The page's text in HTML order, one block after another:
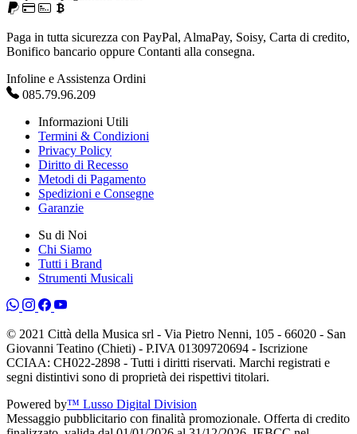
Paga in tutta sicurezza con PayPal, AlmaPay, Soisy, Carta di credito,
Bonifico bancario oppure Contanti alla consegna.
Infoline e Assistenza Ordini
085.79.96.209
Informazioni Utili
Termini & Condizioni
Privacy Policy
Diritto di Recesso
Metodi di Pagamento
Spedizioni e Consegne
Garanzie
Su di Noi
Chi Siamo
Tutti i Brand
Strumenti Musicali
© 2021 Città della Musica srl - Via Pietro Nenni, 105 - 66020 - San
Giovanni Teatino (Chieti) - P.IVA 01309720694 - Iscrizione
CCIAA: CH022-2898 - Tutti i diritti riservati. Marchi registrati e
segni distintivi sono di proprietà dei rispettivi titolari.
Powered by™ Lusso Digital Division
Messaggio pubblicitario con finalità promozionale. Offerta di credito